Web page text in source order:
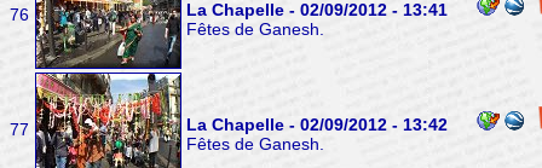
76
La Chapelle - 02/09/2012 - 13:41
Fêtes de Ganesh.
77
La Chapelle - 02/09/2012 - 13:42
Fêtes de Ganesh.